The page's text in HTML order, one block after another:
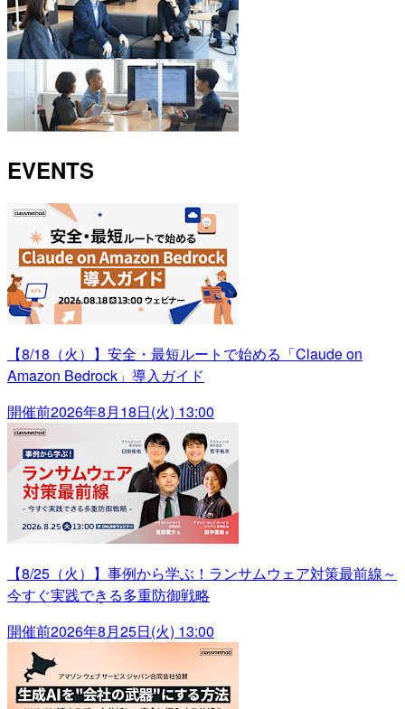
EVENTS
【8/18（火）】安全・最短ルートで始める「Claude on
Amazon Bedrock」導入ガイド
開催前2026年8月18日(火) 13:00
【8/25（火）】事例から学ぶ！ランサムウェア対策最前線～
今すぐ実践できる多重防御戦略
開催前2026年8月25日(火) 13:00